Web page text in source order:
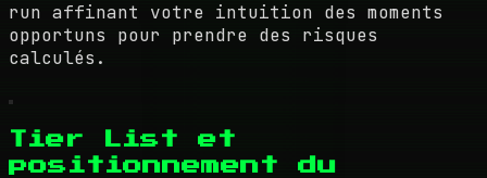
run affinant votre intuition des moments
opportuns pour prendre des risques
calculés.
Tier List et
positionnement du